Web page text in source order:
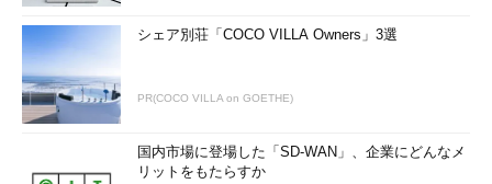
選択が可能で、次回は、選択した形式で書き込みが行える。
■この記事と関連性の高い別の記事
Windows 7／8.1／10でISO／IMGファイルをCD／DVD-R
に書き込む（TIPS）
Windows Vista／Windows Server 2008でディスクの書
シェア別荘「COCO VILLA Owners」3選
PR(COCO VILLA on GOETHE)
国内市場に登場した「SD-WAN」、企業にどんなメ
リットをもたらすか